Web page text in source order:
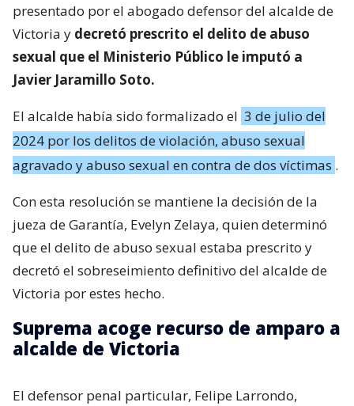
presentado por el abogado defensor del alcalde de
Victoria y decretó prescrito el delito de abuso
sexual que el Ministerio Público le imputó a
Javier Jaramillo Soto.
El alcalde había sido formalizado el 3 de julio del
2024 por los delitos de violación, abuso sexual
agravado y abuso sexual en contra de dos víctimas .
Con esta resolución se mantiene la decisión de la
jueza de Garantía, Evelyn Zelaya, quien determinó
que el delito de abuso sexual estaba prescrito y
decretó el sobreseimiento definitivo del alcalde de
Victoria por estes hecho.
Suprema acoge recurso de amparo a
alcalde de Victoria
El defensor penal particular, Felipe Larrondo,